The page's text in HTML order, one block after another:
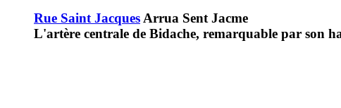
Rue Saint Jacques Arrua Sent Jacme
L'artère centrale de Bidache, remarquable par son